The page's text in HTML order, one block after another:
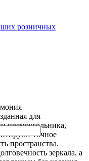
розничных
для
прямоугольника,
точное
пространства.
зеркала, а